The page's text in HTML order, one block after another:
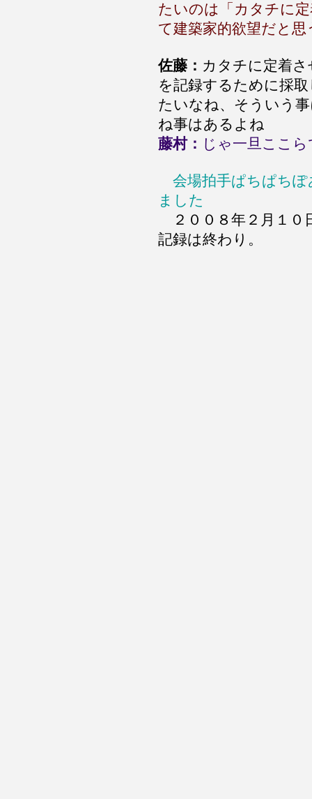
たいのは「カタチに
て建築家的欲望だと思
佐藤： カタチに定着
を記録するために採
たいなね、そういう
ね事はあるよね
藤村： じゃ一旦ここ
会場拍手ぱちぱち
ました
２００８年２月１０
記録は終わり。